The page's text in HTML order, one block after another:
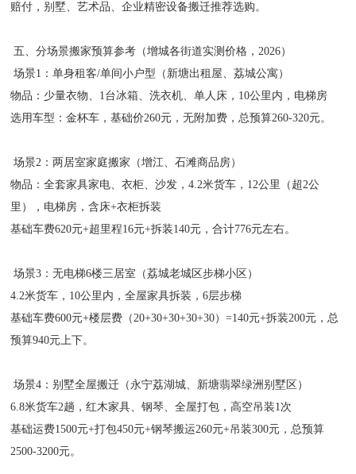
赔付，别墅、艺术品、企业精密设备搬迁推荐选购。
五、分场景搬家预算参考（增城各街道实测价格，2026）
场景1：单身租客/单间小户型（新塘出租屋、荔城公寓）
物品：少量衣物、1台冰箱、洗衣机、单人床，10公里内，电梯房
选用车型：金杯车，基础价260元，无附加费，总预算260-320元。
场景2：两居室家庭搬家（增江、石滩商品房）
物品：全套家具家电、衣柜、沙发，4.2米货车，12公里（超2公
里），电梯房，含床+衣柜拆装
基础车费620元+超里程16元+拆装140元，合计776元左右。
场景3：无电梯6楼三居室（荔城老城区步梯小区）
4.2米货车，10公里内，全屋家具拆装，6层步梯
基础车费600元+楼层费（20+30+30+30+30）=140元+拆装200元，总
预算940元上下。
场景4：别墅全屋搬迁（永宁荔湖城、新塘翡翠绿洲别墅区）
6.8米货车2趟，红木家具、钢琴、全屋打包，高空吊装1次
基础运费1500元+打包450元+钢琴搬运260元+吊装300元，总预算
2500-3200元。